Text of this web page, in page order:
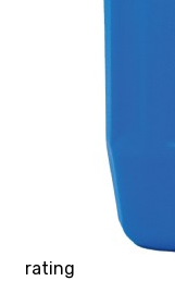
rating